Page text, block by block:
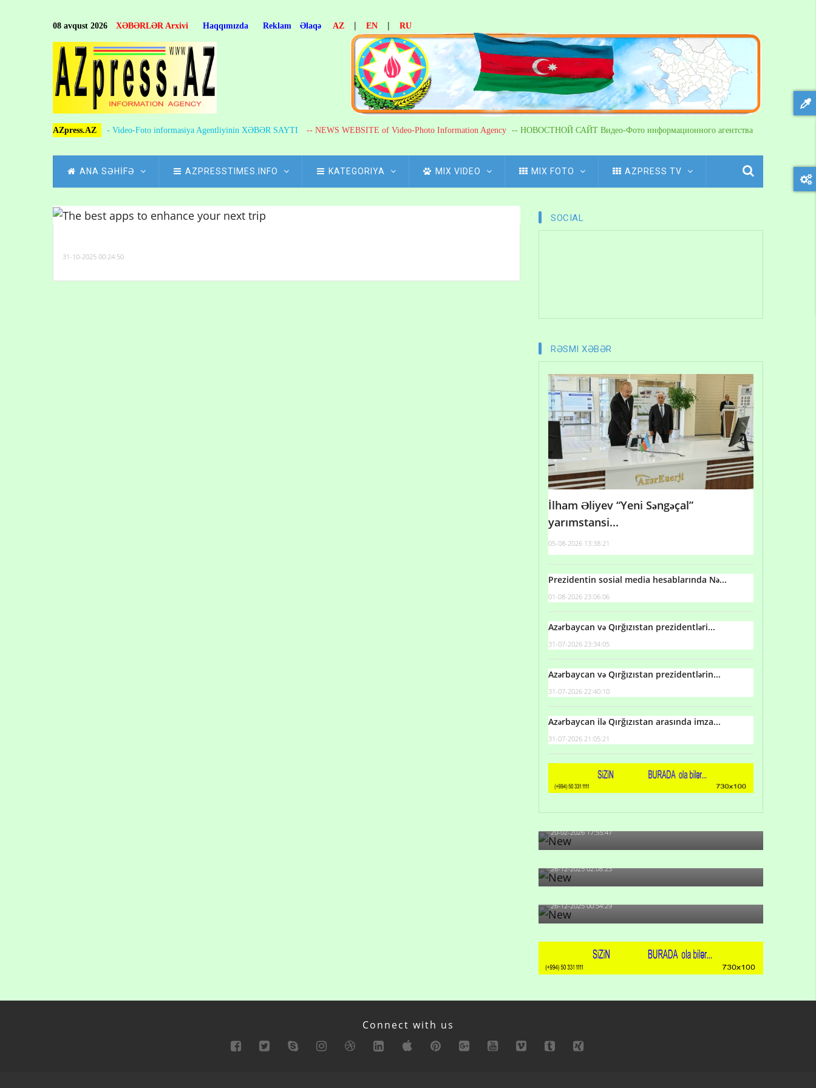
08 avqust 2026 XƏBƏRLƏR Arxivi Haqqımızda Reklam Əlaqə AZ | EN | RU
AZpress.AZ - Video-Foto informasiya Agentliyinin XƏBƏR SAYTI -- NEWS WEBSITE of Video-Photo Information Agency -- НОВОСТНОЙ САЙТ Видео-Фото информационного агентства
MAIN
NAVIGATION
ANA SƏHİFƏ AZPRESSTIMES.INFO KATEGORIYA MIX VIDEO MIX FOTO AZPRESS TV
31-10-2025 00:24:50
SOCIAL
RƏSMI XƏBƏR
İlham Əliyev “Yeni Səngəçal”
yarımstansi...
05-08-2026 13:38:21
Prezidentin sosial media hesablarında Nə...
01-08-2026 23:06:06
Azərbaycan və Qırğızıstan prezidentləri...
31-07-2026 23:34:05
Azərbaycan və Qırğızıstan prezidentlərin...
31-07-2026 22:40:10
Azərbaycan ilə Qırğızıstan arasında imza...
31-07-2026 21:05:21
artıb?
20-02-2026 17:55:47
Məni bura NAZİR GÖNDƏRİB - 1937-ci ildən
fəaliyyətdə olan və...
26-12-2025 02:08:23
-Ay qız, sən məhkəməni udmayacaqsan... Sən
bilirsən də, məni...
26-12-2025 00:54:29
Connect with us